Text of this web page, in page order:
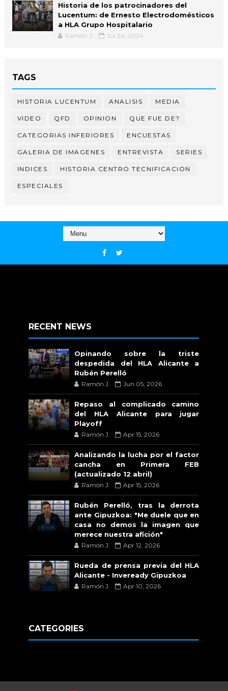
Historia de los patrocinadores del
Lucentum: de Ernesto Electrodomésticos
a HLA Grupo Hospitalario
Ramón J. Jul 24, 2024
TAGS
HISTORIA LUCENTUM ANALISIS MEDIA
VIDEO QFD OPINION QUE FUE DE?
CATEGORIAS INFERIORES ENCUESTAS
GALERIA DE IMAGENES ENTREVISTA SERIES
INDICES HISTORIA CENTRO TECNIFICACION
ESPECIALES
RECENT NEWS
Opinando sobre la triste
despedida del HLA Alicante a
Rubén Perelló
Ramón J. Jun 05, 2026
Repaso al complicado camino
del HLA Alicante para jugar
Playoff
Ramón J. Apr 15, 2026
Analizando la lucha por el factor
cancha en Primera FEB
(actualizado 12 abril)
Ramón J. Apr 15, 2026
Rubén Perelló, tras la derrota
ante Gipuzkoa: "Me duele que en
casa no demos la imagen que
merece nuestra afición"
Ramón J. Apr 12, 2026
Rueda de prensa previa del HLA
Alicante - Inveready Gipuzkoa
Ramón J. Apr 10, 2026
CATEGORIES